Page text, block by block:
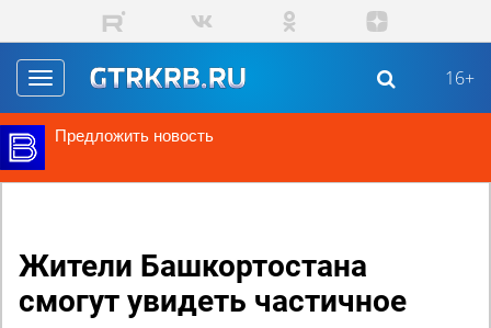
Перейти к основному содержанию
Toggle
navigation
16+
Предложить новость
Жители Башкортостана
смогут увидеть частичное